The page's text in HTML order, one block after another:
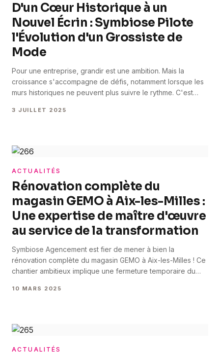
D'un Cœur Historique à un
Nouvel Écrin : Symbiose Pilote
l'Évolution d'un Grossiste de
Mode
Pour une entreprise, grandir est une ambition. Mais la
croissance s'accompagne de défis, notamment lorsque les
murs historiques ne peuvent plus suivre le rythme. C'est
emblématique et familial, historiquement implanté au cœur
3 JUILLET 2025
ACTUALITÉS
Rénovation complète du
magasin GEMO à Aix-les-Milles :
Une expertise de maître d'œuvre
au service de la transformation
Symbiose Agencement est fier de mener à bien la
rénovation complète du magasin GEMO à Aix-les-Milles ! Ce
chantier ambitieux implique une fermeture temporaire du
projet de 1500 m² nécessite une attention particulière et
étape. Un [&hellip;]
10 MARS 2025
ACTUALITÉS